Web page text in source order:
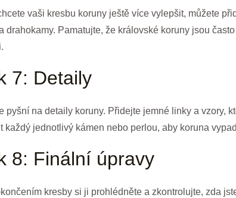
vaši kresbu koruny ještě více vylepšit, můžete
drahokamy. Pamatujte, že královské koruny jsou
7: Detaily
pyšní na detaily koruny. Přidejte jemné linky a vzory,
každý jednotlivý kámen nebo perlou, aby koruna
8: Finální úpravy
kresby si ji prohlédněte a zkontrolujte, zda